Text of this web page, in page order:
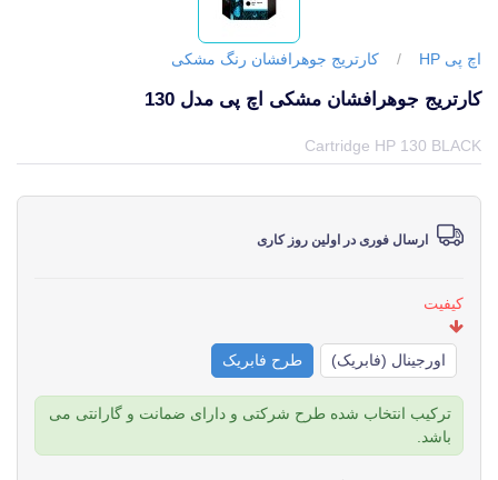
اچ پی HP / کارتریج جوهرافشان رنگ مشکی
کارتریج جوهرافشان مشکی اچ پی مدل 130
Cartridge HP 130 BLACK
ارسال فوری در اولین روز کاری
کیفیت
اورجینال (فابریک) طرح فابریک
ترکیب انتخاب شده طرح شرکتی و دارای ضمانت و گارانتی می
باشد.